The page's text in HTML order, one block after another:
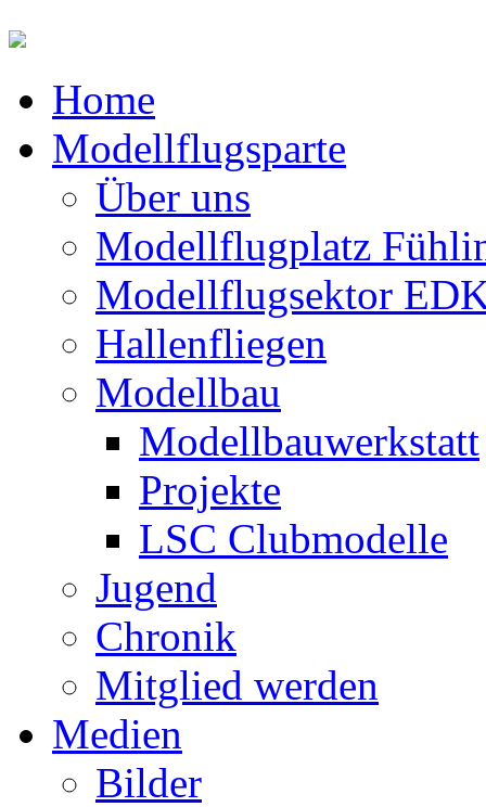
Home
Modellflugsparte
Über uns
Modellflugplatz
Modellflugsektor
Hallenfliegen
Modellbau
Modellbauwerkstatt
Projekte
LSC Clubmodelle
Jugend
Chronik
Mitglied werden
Medien
Bilder